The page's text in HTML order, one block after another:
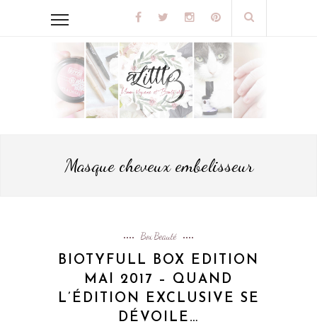
Masque cheveux embelisseur
Box Beauté
BIOTYFULL BOX EDITION
MAI 2017 – QUAND
L’ÉDITION EXCLUSIVE SE
DÉVOILE…